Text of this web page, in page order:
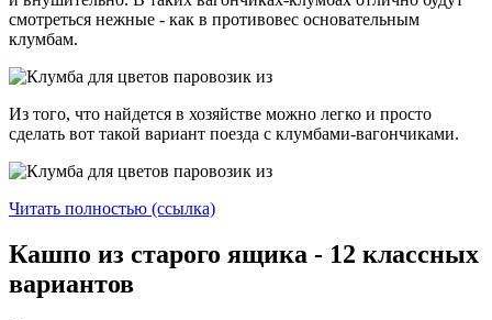
смотреться нежные - как в противовес основательным
клумбам.
Из того, что найдется в хозяйстве можно легко и просто
сделать вот такой вариант поезда с клумбами-вагончиками.
Читать полностью (ссылка)
Кашпо из старого ящика - 12 классных
вариантов